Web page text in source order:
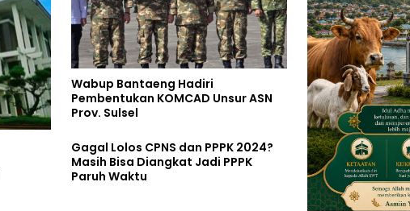
Wabup Bantaeng Hadiri
Pembentukan KOMCAD Unsur ASN
Prov. Sulsel
Gagal Lolos CPNS dan PPPK 2024?
Masih Bisa Diangkat Jadi PPPK
Paruh Waktu